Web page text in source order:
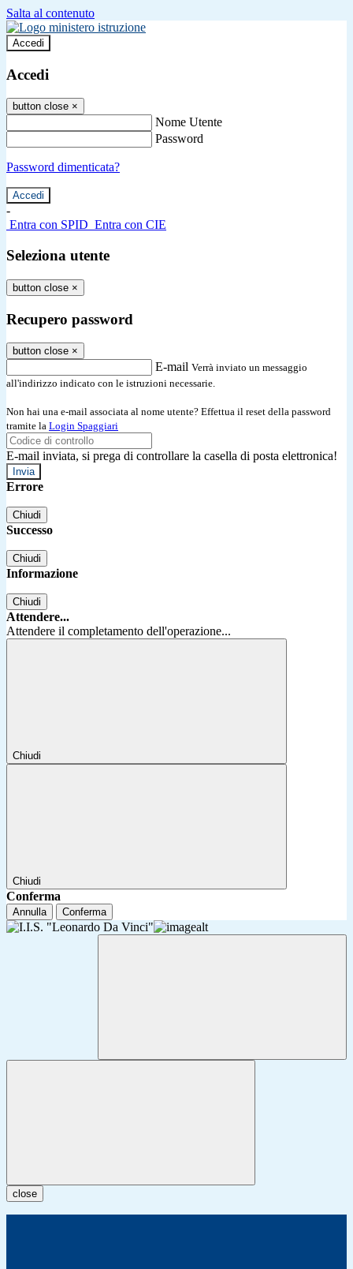
Salta al contenuto
Accedi
Accedi
button close ×
Nome Utente
Password
Password dimenticata?
-
Entra con SPID Entra con CIE
Seleziona utente
button close ×
Recupero password
button close ×
E-mail Verrà inviato un messaggio
all'indirizzo indicato con le istruzioni necessarie.
Non hai una e-mail associata al nome utente? Effettua il reset della password
tramite la Login Spaggiari
E-mail inviata, si prega di controllare la casella di posta elettronica!
Errore
Chiudi
Successo
Chiudi
Informazione
Chiudi
Attendere...
Attendere il completamento dell'operazione...
Chiudi
Chiudi
Conferma
Annulla Conferma
close